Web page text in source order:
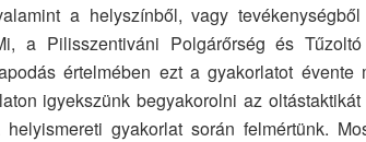
a helyszínből, vagy
a Pilisszentiváni Polgárőrség és
értelmében ezt a gyakorlatot évente
igyekszünk begyakorolni az
gyakorlat során felmértünk.